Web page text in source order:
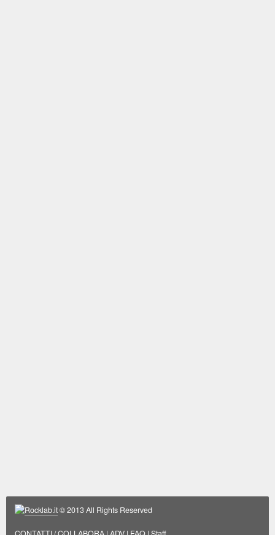
Rocklab.it© 2013 All Rights Reserved